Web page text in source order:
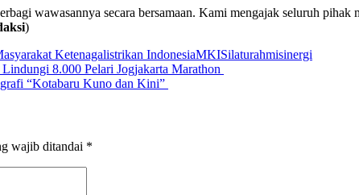
wawasannya secara bersamaan. Kami mengajak seluruh
)
Ketenagalistrikan IndonesiaMKISilaturahmisinergi
8.000 Pelari Jogjakarta Marathon
“Kotabaru Kuno dan Kini”
wajib ditandai *